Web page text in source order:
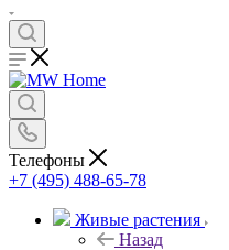
Телефоны
+7 (495) 488-65-78
Живые растения
Назад